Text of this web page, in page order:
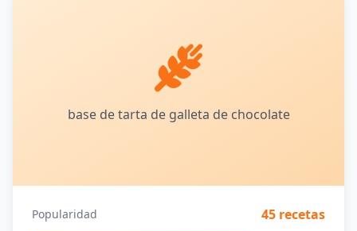
base de tarta de galleta de chocolate
Popularidad 45 recetas